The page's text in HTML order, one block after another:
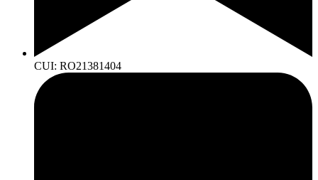
CUI: RO21381404